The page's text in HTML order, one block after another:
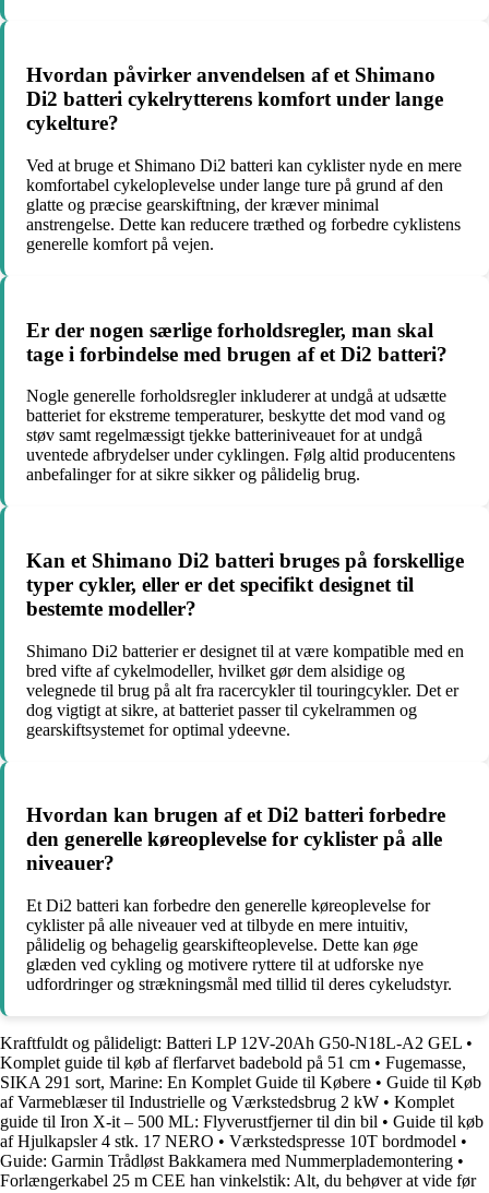
Hvordan påvirker anvendelsen af et Shimano
Di2 batteri cykelrytterens komfort under lange
cykelture?
Ved at bruge et Shimano Di2 batteri kan cyklister nyde en mere
komfortabel cykeloplevelse under lange ture på grund af den
glatte og præcise gearskiftning, der kræver minimal
anstrengelse. Dette kan reducere træthed og forbedre cyklistens
generelle komfort på vejen.
Er der nogen særlige forholdsregler, man skal
tage i forbindelse med brugen af et Di2 batteri?
Nogle generelle forholdsregler inkluderer at undgå at udsætte
batteriet for ekstreme temperaturer, beskytte det mod vand og
støv samt regelmæssigt tjekke batteriniveauet for at undgå
uventede afbrydelser under cyklingen. Følg altid producentens
anbefalinger for at sikre sikker og pålidelig brug.
Kan et Shimano Di2 batteri bruges på forskellige
typer cykler, eller er det specifikt designet til
bestemte modeller?
Shimano Di2 batterier er designet til at være kompatible med en
bred vifte af cykelmodeller, hvilket gør dem alsidige og
velegnede til brug på alt fra racercykler til touringcykler. Det er
dog vigtigt at sikre, at batteriet passer til cykelrammen og
gearskiftsystemet for optimal ydeevne.
Hvordan kan brugen af et Di2 batteri forbedre
den generelle køreoplevelse for cyklister på alle
niveauer?
Et Di2 batteri kan forbedre den generelle køreoplevelse for
cyklister på alle niveauer ved at tilbyde en mere intuitiv,
pålidelig og behagelig gearskifteoplevelse. Dette kan øge
glæden ved cykling og motivere ryttere til at udforske nye
udfordringer og strækningsmål med tillid til deres cykeludstyr.
Kraftfuldt og pålideligt: Batteri LP 12V-20Ah G50-N18L-A2 GEL •
Komplet guide til køb af flerfarvet badebold på 51 cm • Fugemasse,
SIKA 291 sort, Marine: En Komplet Guide til Købere • Guide til Køb
af Varmeblæser til Industrielle og Værkstedsbrug 2 kW • Komplet
guide til Iron X-it – 500 ML: Flyverustfjerner til din bil • Guide til køb
af Hjulkapsler 4 stk. 17 NERO • Værkstedspresse 10T bordmodel •
Guide: Garmin Trådløst Bakkamera med Nummerplademontering •
Forlængerkabel 25 m CEE han vinkelstik: Alt, du behøver at vide før